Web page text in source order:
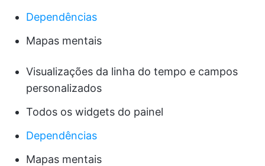
Dependências
Mapas mentais
Visualizações da linha do tempo e campos
personalizados
Todos os widgets do painel
Dependências
Mapas mentais